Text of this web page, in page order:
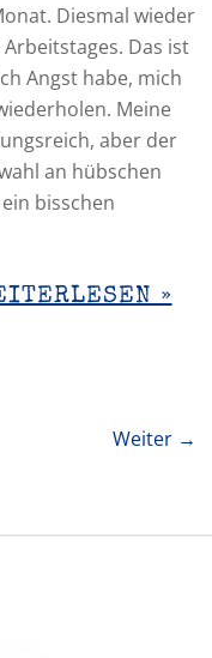
Diesmal wieder
Das ist
Angst habe, mich
Meine
aber der
an hübschen
bisschen
»
Weiter →